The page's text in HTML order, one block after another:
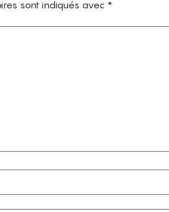
sont indiqués avec *